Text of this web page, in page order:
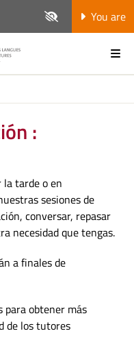
You are
:
la tarde o en
sesiones de
conversar, repasar
necesidad que tengas.
a finales de
para obtener más
de los tutores